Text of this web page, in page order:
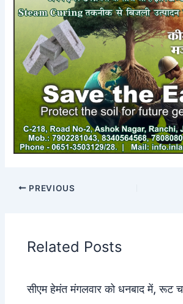
PREVIOUS
Related Posts
सीएम हेमंत मंगलवार को धनबाद में, रूट